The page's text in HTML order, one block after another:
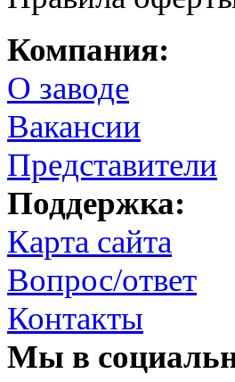
Компания:
О заводе
Вакансии
Представители
Поддержка:
Карта сайта
Вопрос/ответ
Контакты
Мы в